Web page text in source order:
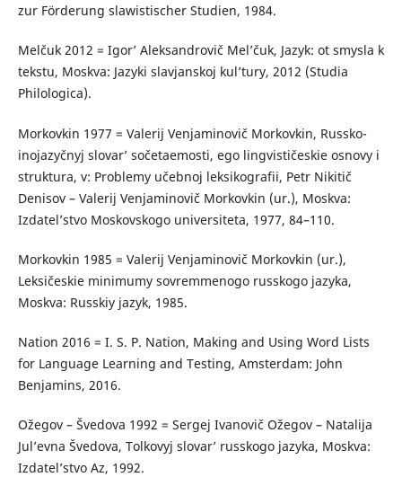
zur Förderung slawistischer Studien, 1984.
Melčuk 2012 = Igor’ Aleksandrovič Mel’čuk, Jazyk: ot smysla k
tekstu, Moskva: Jazyki slavjanskoj kul’tury, 2012 (Studia
Philologica).
Morkovkin 1977 = Valerij Venjaminovič Morkovkin, Russko-
inojazyčnyj slovar’ sočetaemosti, ego lingvističeskie osnovy i
struktura, v: Problemy učebnoj leksikografii, Petr Nikitič
Denisov – Valerij Venjaminovič Morkovkin (ur.), Moskva:
Izdatel’stvo Moskovskogo universiteta, 1977, 84–110.
Morkovkin 1985 = Valerij Venjaminovič Morkovkin (ur.),
Leksičeskie minimumy sovremmenogo russkogo jazyka,
Moskva: Russkiy jazyk, 1985.
Nation 2016 = I. S. P. Nation, Making and Using Word Lists
for Language Learning and Testing, Amsterdam: John
Benjamins, 2016.
Ožegov – Švedova 1992 = Sergej Ivanovič Ožegov – Natalija
Jul’evna Švedova, Tolkovyj slovar’ russkogo jazyka, Moskva:
Izdatel’stvo Az, 1992.